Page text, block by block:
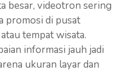
besar, videotron sering
promosi di pusat
tempat wisata.
informasi jauh jadi
ukuran layar dan